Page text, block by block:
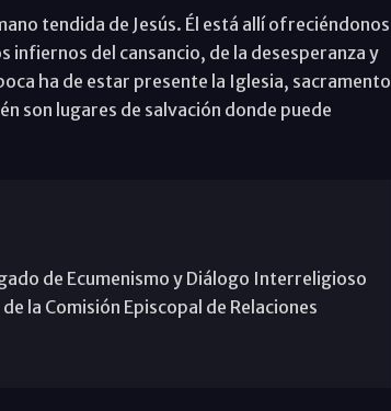
tendida de Jesús. Él está allí ofreciéndonos
infiernos del cansancio, de la desesperanza y
ha de estar presente la Iglesia, sacramento
son lugares de salvación donde puede
de Ecumenismo y Diálogo Interreligioso
la Comisión Episcopal de Relaciones